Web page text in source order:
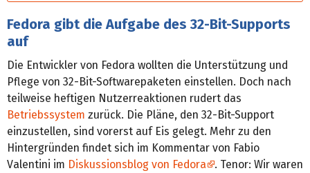
Fedora gibt die Aufgabe des 32-Bit-Supports
auf
Die Entwickler von Fedora wollten die Unterstützung und
Pflege von 32-Bit-Softwarepaketen einstellen. Doch nach
teilweise heftigen Nutzerreaktionen rudert das
Betriebssystem zurück. Die Pläne, den 32-Bit-Support
einzustellen, sind vorerst auf Eis gelegt. Mehr zu den
Hintergründen findet sich im Kommentar von Fabio
Valentini im Diskussionsblog von Fedora
. Tenor: Wir waren